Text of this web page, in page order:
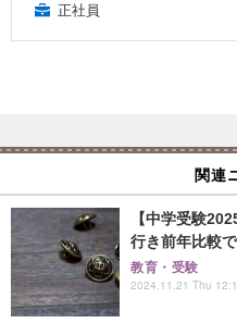
正社員
関連
【中学受験
行き前年比較
教育・受験
2024.11.21 Thu